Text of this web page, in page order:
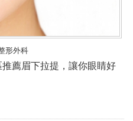
形外科
薦眉下拉提，讓你眼睛好